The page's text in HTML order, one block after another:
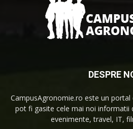
DESPRE
CampusAgronomie.ro este un
pot fi gasite cele mai noi informatii
evenimente, travel, IT,